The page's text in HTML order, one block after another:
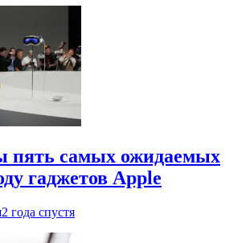
пять самых ожидаемых
гаджетов Apple
2 года спустя